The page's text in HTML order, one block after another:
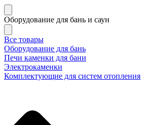
Оборудование для бань и саун
Все товары
Оборудование для бань
Печи каменки для бани
Электрокаменки
Комплектующие для систем отопления